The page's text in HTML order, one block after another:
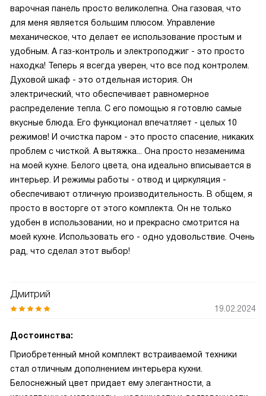
варочная панель просто великолепна. Она газовая, что
для меня является большим плюсом. Управление
механическое, что делает ее использование простым и
удобным. А газ-контроль и электроподжиг - это просто
находка! Теперь я всегда уверен, что все под контролем.
Духовой шкаф - это отдельная история. Он
электрический, что обеспечивает равномерное
распределение тепла. С его помощью я готовлю самые
вкусные блюда. Его функционал впечатляет - целых 10
режимов! И очистка паром - это просто спасение, никаких
проблем с чисткой. А вытяжка... Она просто незаменима
на моей кухне. Белого цвета, она идеально вписывается в
интерьер. И режимы работы - отвод и циркуляция -
обеспечивают отличную производительность. В общем, я
просто в восторге от этого комплекта. Он не только
удобен в использовании, но и прекрасно смотрится на
моей кухне. Использовать его - одно удовольствие. Очень
рад, что сделал этот выбор!
Дмитрий
19.02.2024
Достоинства:
Приобретенный мной комплект встраиваемой техники
стал отличным дополнением интерьера кухни.
Белоснежный цвет придает ему элегантности, а